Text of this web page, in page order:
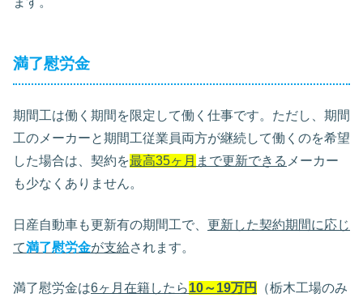
満了慰労金
期間工は働く期間を限定して働く仕事です。ただし、期間
工のメーカーと期間工従業員両方が継続して働くのを希望
した場合は、契約を最高35ヶ月 まで更新できる メーカー
も少なくありません。
日産自動車も更新有の期間工で、 更新した契約期間に応じ
て満了慰労金が支給されます。
満了慰労金は6ヶ月在籍したら10～19万円
（栃木工場のみ